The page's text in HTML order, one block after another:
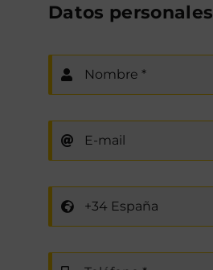
Datos personales